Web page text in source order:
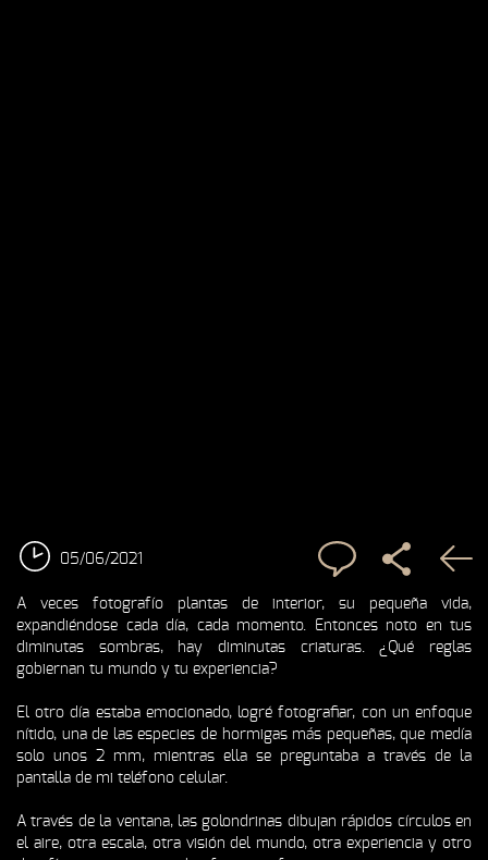
05/06/2021
A veces fotografío plantas de interior, su pequeña vida,
expandiéndose cada día, cada momento. Entonces noto en tus
diminutas sombras, hay diminutas criaturas. ¿Qué reglas
gobiernan tu mundo y tu experiencia?
El otro día estaba emocionado, logré fotografiar, con un enfoque
nítido, una de las especies de hormigas más pequeñas, que medía
solo unos 2 mm, mientras ella se preguntaba a través de la
pantalla de mi teléfono celular.
A través de la ventana, las golondrinas dibujan rápidos círculos en
el aire, otra escala, otra visión del mundo, otra experiencia y otro